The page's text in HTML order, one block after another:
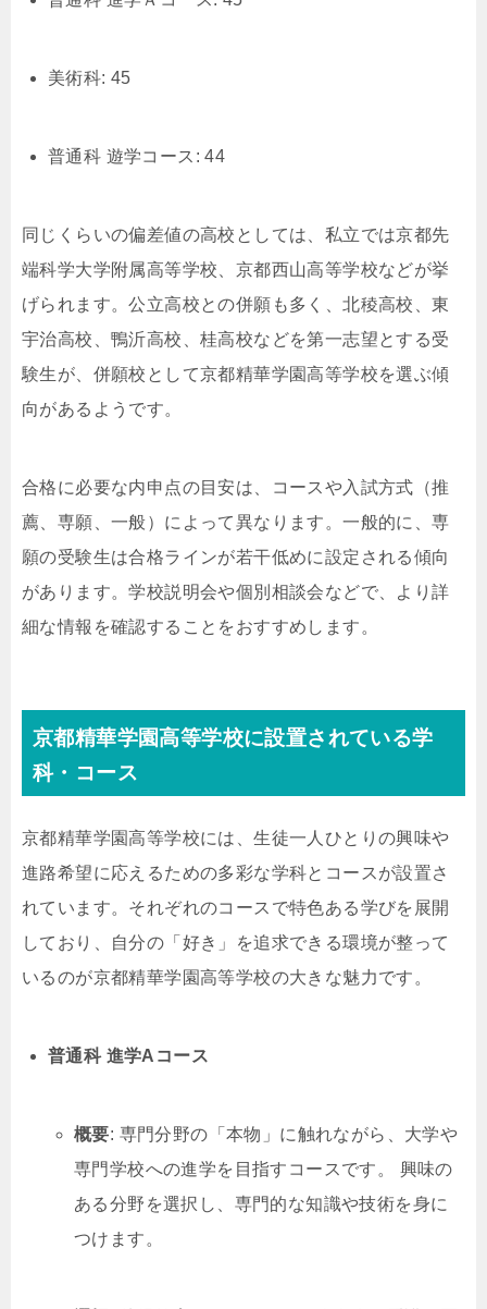
美術科: 45
普通科 遊学コース: 44
同じくらいの偏差値の高校としては、私立では京都先
端科学大学附属高等学校、京都西山高等学校などが挙
げられます。公立高校との併願も多く、北稜高校、東
宇治高校、鴨沂高校、桂高校などを第一志望とする受
験生が、併願校として京都精華学園高等学校を選ぶ傾
向があるようです。
合格に必要な内申点の目安は、コースや入試方式（推
薦、専願、一般）によって異なります。一般的に、専
願の受験生は合格ラインが若干低めに設定される傾向
があります。学校説明会や個別相談会などで、より詳
細な情報を確認することをおすすめします。
京都精華学園高等学校に設置されている学
科・コース
京都精華学園高等学校には、生徒一人ひとりの興味や
進路希望に応えるための多彩な学科とコースが設置さ
れています。それぞれのコースで特色ある学びを展開
しており、自分の「好き」を追求できる環境が整って
いるのが京都精華学園高等学校の大きな魅力です。
普通科 進学Aコース
概要: 専門分野の「本物」に触れながら、大学や
専門学校への進学を目指すコースです。 興味の
ある分野を選択し、専門的な知識や技術を身に
つけます。